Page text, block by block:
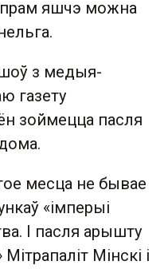
яшчэ можна
з медыя-
газету
зоймецца пасля
месца не бывае
«імперыі
І пасля арышту
Мінскі і